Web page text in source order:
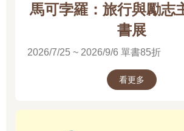
馬可孛羅：旅行與勵志
書展
2026/7/25 ~ 2026/9/6 單書85折
看更多